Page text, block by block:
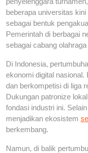
beberapa universitas
sebagai bentuk
Pemerintah di berbagai
sebagai cabang
Di Indonesia,
ekonomi digital
dan berkompetisi di liga
Dukungan patronize
fondasi industri ini.
menjadikan ekosistem
berkembang.
Namun, di balik